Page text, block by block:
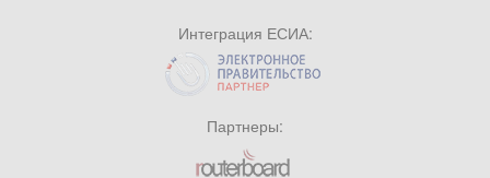
Интеграция ЕСИА:
Партнеры: